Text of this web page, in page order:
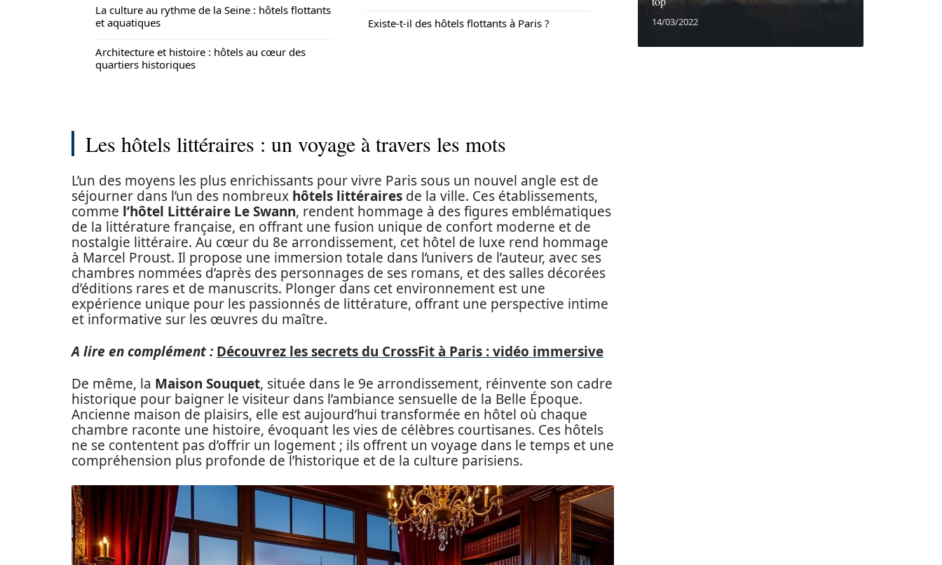
La culture au rythme de la Seine : hôtels flottants
et aquatiques
Architecture et histoire : hôtels au cœur des
quartiers historiques
Existe-t-il des hôtels flottants à Paris ?
Les hôtels littéraires : un voyage à travers les mots
L’un des moyens les plus enrichissants pour vivre Paris sous un nouvel angle est de
séjourner dans l’un des nombreux hôtels littéraires de la ville. Ces établissements,
comme l’hôtel Littéraire Le Swann, rendent hommage à des figures emblématiques
de la littérature française, en offrant une fusion unique de confort moderne et de
nostalgie littéraire. Au cœur du 8e arrondissement, cet hôtel de luxe rend hommage
à Marcel Proust. Il propose une immersion totale dans l’univers de l’auteur, avec ses
chambres nommées d’après des personnages de ses romans, et des salles décorées
d’éditions rares et de manuscrits. Plonger dans cet environnement est une
expérience unique pour les passionnés de littérature, offrant une perspective intime
et informative sur les œuvres du maître.
A lire en complément : Découvrez les secrets du CrossFit à Paris : vidéo immersive
De même, la Maison Souquet, située dans le 9e arrondissement, réinvente son cadre
historique pour baigner le visiteur dans l’ambiance sensuelle de la Belle Époque.
Ancienne maison de plaisirs, elle est aujourd’hui transformée en hôtel où chaque
chambre raconte une histoire, évoquant les vies de célèbres courtisanes. Ces hôtels
ne se contentent pas d’offrir un logement ; ils offrent un voyage dans le temps et une
compréhension plus profonde de l’historique et de la culture parisiens.
14/03/2022